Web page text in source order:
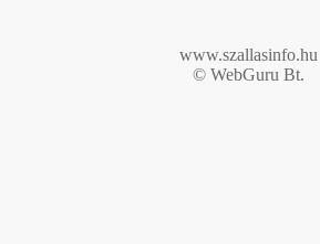
www.szallasinfo.hu
© WebGuru Bt.